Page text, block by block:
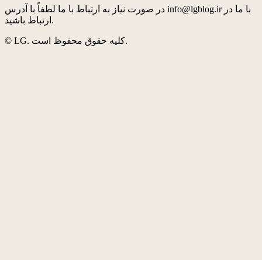
در صورت نیاز به ارتباط با ما لطفاً با آدرس info@lgblog.ir با ما در
ارتباط باشید.
© LG. کلیه حقوق محفوظ است.